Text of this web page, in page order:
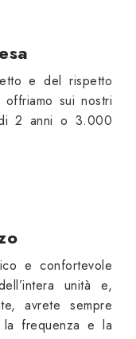
e del rispetto
offriamo sui nostri
2 anni o 3.000
e confortevole
unità e,
avrete sempre
frequenza e la